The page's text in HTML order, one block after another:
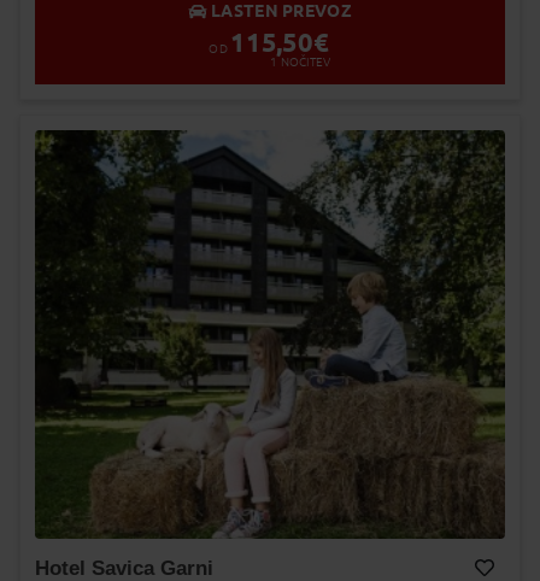
LASTEN PREVOZ
OD 115,50€
1 NOČITEV
Hotel Savica Garni